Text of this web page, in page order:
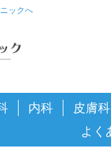
ックへ
内科 皮膚科
よく